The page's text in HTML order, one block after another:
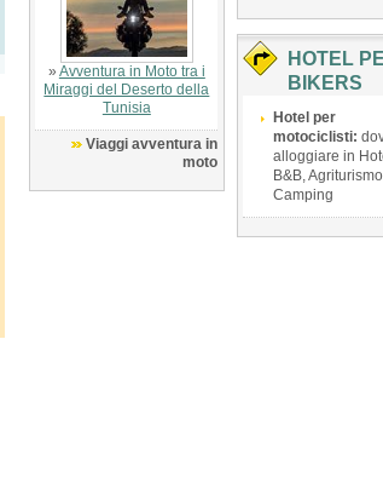
» Avventura in Moto tra i
Miraggi del Deserto della
Tunisia
Viaggi avventura in
moto
HOTEL
BIKERS
Hotel per
motociclisti:
alloggiare in
B&B, Agriturismo,
Camping